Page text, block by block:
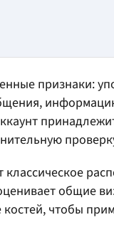
признаки:
общие
чтобы